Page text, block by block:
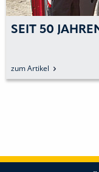
SEIT 50
zum Artikel